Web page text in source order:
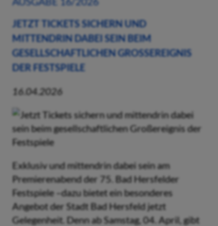
JETZT TICKETS SICHERN UND
MITTENDRIN DABEI SEIN BEIM
GESELLSCHAFTLICHEN GROSSEREIGNIS D
ER FESTSPIELE
16.04.2026
Exklusiv und mittendrin dabei sein am
Premierenabend der 75. Bad Hersfelder
Festspiele –dazu bietet ein besonderes
Angebot der Stadt Bad Hersfeld jetzt
Gelegenheit. Denn ab Samstag, 04. April, gibt